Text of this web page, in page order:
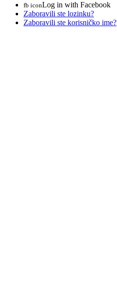
fb iconLog in with Facebook
Zaboravili ste lozinku?
Zaboravili ste korisničko ime?